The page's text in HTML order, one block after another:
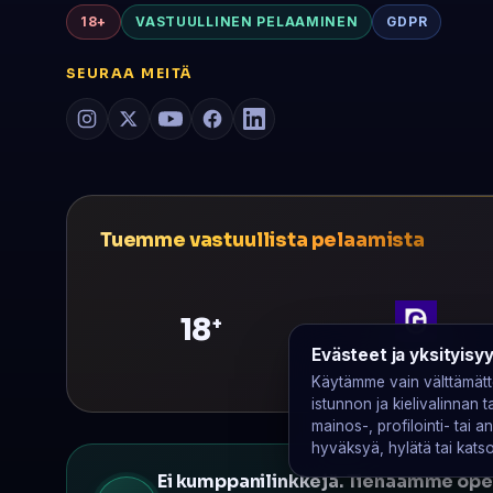
18+ VASTUULLINEN PELAAMINEN GDPR
SEURAA MEITÄ
Tuemme vastuullista pelaamista
18+
GamCare
Ei kumppanilinkkejä. Tienaamme
Evästeet ja
Käytämme vain
istunnon ja kielivalinnan
mainos-, profilointi- tai
hyväksyä, hylätä tai